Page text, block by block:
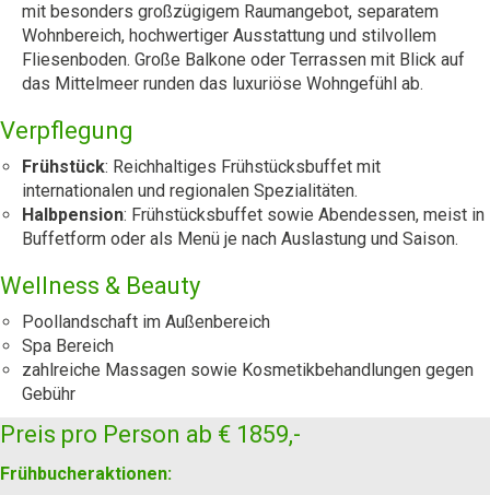
mit besonders großzügigem Raumangebot, separatem
Wohnbereich, hochwertiger Ausstattung und stilvollem
Fliesenboden. Große Balkone oder Terrassen mit Blick auf
das Mittelmeer runden das luxuriöse Wohngefühl ab.
Verpflegung
Frühstück: Reichhaltiges Frühstücksbuffet mit
internationalen und regionalen Spezialitäten.
Halbpension: Frühstücksbuffet sowie Abendessen, meist in
Buffetform oder als Menü je nach Auslastung und Saison.
Wellness & Beauty
Poollandschaft im Außenbereich
Spa Bereich
zahlreiche Massagen sowie Kosmetikbehandlungen gegen
Gebühr
Preis pro Person ab € 1859,-
Frühbucheraktionen: